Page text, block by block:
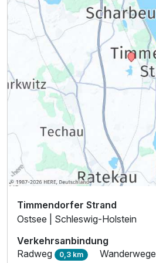
Timmendorfer Strand
Ostsee | Schleswig-Holstein
Verkehrsanbindung
Radweg 0,3 km Wanderwege